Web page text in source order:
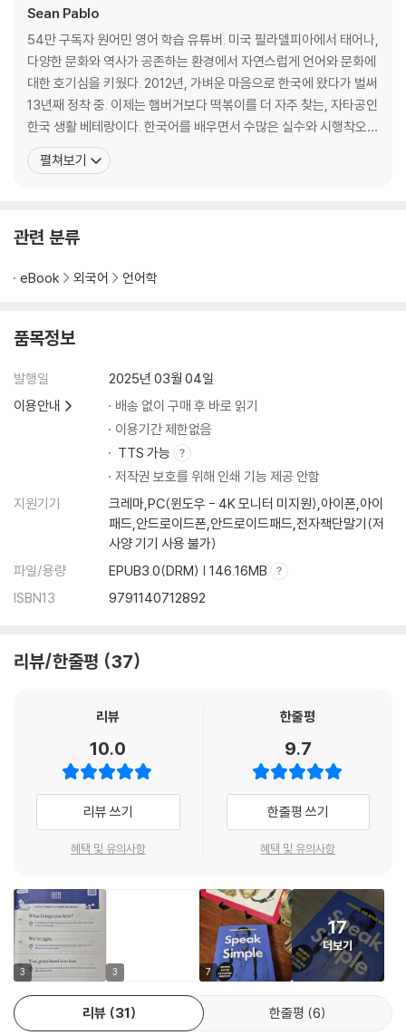
? DAY ? 019
? DAY ? 020
? DAY ? 021
? DAY ? 022
? DAY ? 023
? DAY ? 024
? DAY ? 026
? DAY ? 029
? DAY ? 030
? DAY ? 031
? DAY ? 034
? DAY ? 036
? DAY ? 037
? DAY ? 042
? DAY ? 045
? DAY ? 046
? DAY ? 049
? DAY ? 054
? DAY ? 055
? DAY ? 056
? DAY ? 058
? DAY ? 060
? DAY ? 061
? DAY ? 062
? DAY ? 063
? DAY ? 065
Sean Pablo
54만 구독자 원어민 영어 학습 유튜버. 미국 필라델피아에서 태어나,
다양한 문화와 역사가 공존하는 환경에서 자연스럽게 언어와 문화에
대한 호기심을 키웠다. 2012년, 가벼운 마음으로 한국에 왔다가 벌써
13년째 정착 중. 이제는 햄버거보다 떡볶이를 더 자주 찾는, 자타공인
한국 생활 베테랑이다. 한국어를 배우면서 수많은 실수와 시행착오를
겪은 덕분에, 영어를 배우는 한국인들의 고민을 누구보다 깊이 이해
하게 되었다. 이 경험을 바탕으로 유튜브 채널 [션 파블로]를 개설해
펼쳐보기
관련 분류
eBook 외국어 언어학
품목정보
발행일
2025년 03월 04일
이용안내
배송 없이 구매 후 바로 읽기
이용기간 제한없음
TTS 가능
저작권 보호를 위해 인쇄 기능 제공 안함
지원기기
크레마,PC(윈도우 - 4K 모니터 미지원),아이폰,아이
패드,안드로이드폰,안드로이드패드,전자책단말기(저
사양 기기 사용 불가)
파일/용량
EPUB3.0(DRM) | 146.16MB
ISBN13
9791140712892
리뷰/한줄평 37
리뷰
10.0
리뷰 쓰기
혜택 및 유의사항
한줄평
9.7
한줄평 쓰기
혜택 및 유의사항
3 3 7
17
더보기
리뷰 31 한줄평 6